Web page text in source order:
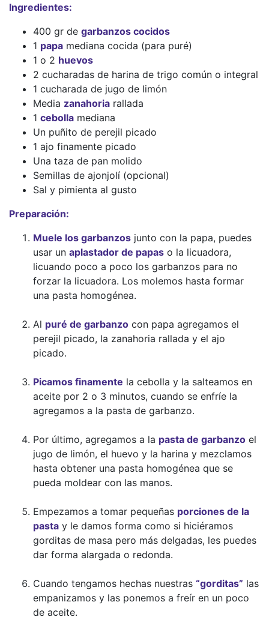
Ingredientes:
400 gr de garbanzos cocidos
1 papa mediana cocida (para puré)
1 o 2 huevos
2 cucharadas de harina de trigo común o integral
1 cucharada de jugo de limón
Media zanahoria rallada
1 cebolla mediana
Un puñito de perejil picado
1 ajo finamente picado
Una taza de pan molido
Semillas de ajonjolí (opcional)
Sal y pimienta al gusto
Preparación:
Muele los garbanzos junto con la papa, puedes
usar un aplastador de papas o la licuadora,
licuando poco a poco los garbanzos para no
forzar la licuadora. Los molemos hasta formar
una pasta homogénea.
Al puré de garbanzo con papa agregamos el
perejil picado, la zanahoria rallada y el ajo
picado.
Picamos finamente la cebolla y la salteamos en
aceite por 2 o 3 minutos, cuando se enfríe la
agregamos a la pasta de garbanzo.
Por último, agregamos a la pasta de garbanzo el
jugo de limón, el huevo y la harina y mezclamos
hasta obtener una pasta homogénea que se
pueda moldear con las manos.
Empezamos a tomar pequeñas porciones de la
pasta y le damos forma como si hiciéramos
gorditas de masa pero más delgadas, les puedes
dar forma alargada o redonda.
Cuando tengamos hechas nuestras “gorditas” las
empanizamos y las ponemos a freír en un poco
de aceite.